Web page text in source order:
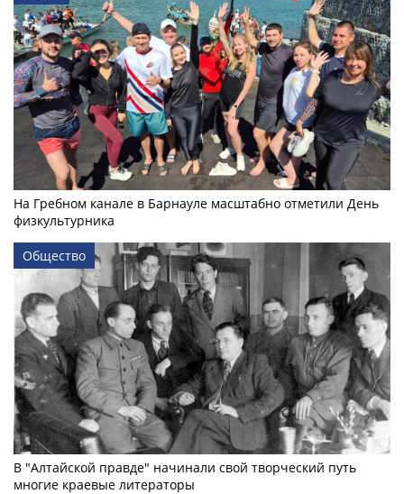
На Гребном канале в Барнауле масштабно отметили День
физкультурника
Общество
В "Алтайской правде" начинали свой творческий путь
многие краевые литераторы